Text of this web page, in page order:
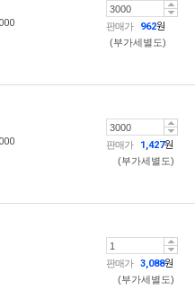
판매가 962원
(부가세별도)
판매가 1,427원
(부가세별도)
판매가 3,088원
(부가세별도)